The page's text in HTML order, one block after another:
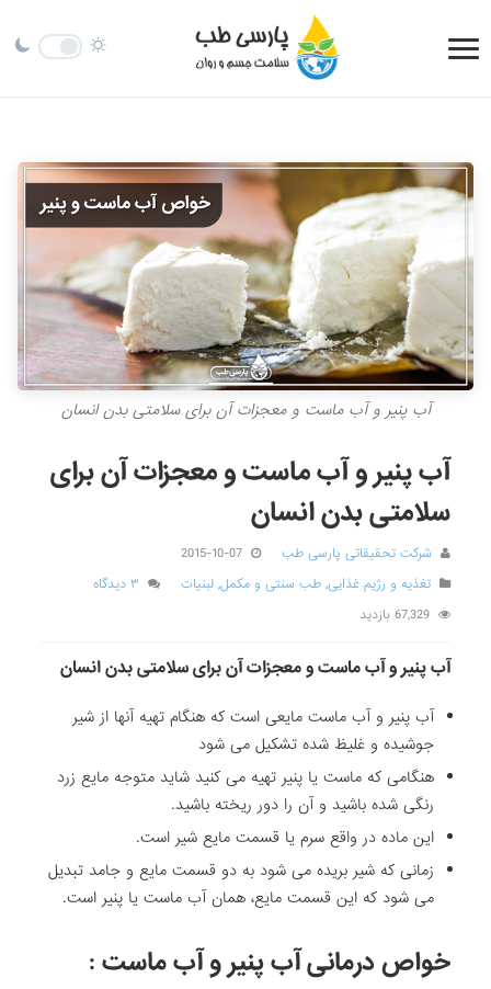
آب پنیر و آب ماست و معجزات آن برای سلامتی بدن انسان
آب پنیر و آب ماست و معجزات آن برای
سلامتی بدن انسان
شرکت تحقیقاتی پارسی طب
2015-10-07
تغذیه و رژیم غذایی,طب سنتی و مکمل,لبنیات
۳ دیدگاه
67,329 بازدید
آب پنیر و آب ماست و معجزات آن برای سلامتی بدن انسان
آب پنیر و آب ماست مایعی است که هنگام تهیه آنها از شیر
جوشیده و غلیظ شده تشکیل می شود
هنگامی که ماست یا پنیر تهیه می کنید شاید متوجه مایع زرد
رنگی شده باشید و آن را دور ریخته باشید.
این ماده در واقع سرم یا قسمت مایع شیر است.
زمانی که شیر بریده می شود به دو قسمت مایع و جامد تبدیل
می شود که این قسمت مایع، همان آب ماست یا پنیر است.
خواص درمانی آب پنیر و آب ماست :